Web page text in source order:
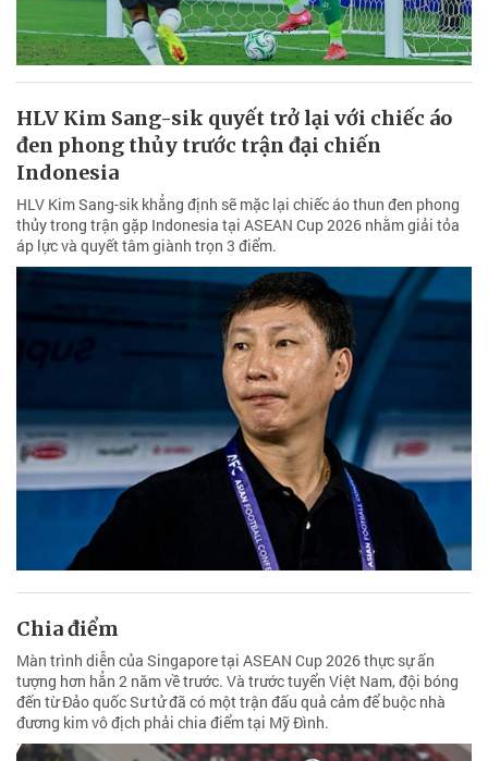
HLV Kim Sang-sik quyết trở lại với chiếc áo
đen phong thủy trước trận đại chiến
Indonesia
HLV Kim Sang-sik khẳng định sẽ mặc lại chiếc áo thun đen phong
thủy trong trận gặp Indonesia tại ASEAN Cup 2026 nhằm giải tỏa
áp lực và quyết tâm giành trọn 3 điểm.
Chia điểm
Màn trình diễn của Singapore tại ASEAN Cup 2026 thực sự ấn
tượng hơn hẳn 2 năm về trước. Và trước tuyển Việt Nam, đội bóng
đến từ Đảo quốc Sư tử đã có một trận đấu quả cảm để buộc nhà
đương kim vô địch phải chia điểm tại Mỹ Đình.